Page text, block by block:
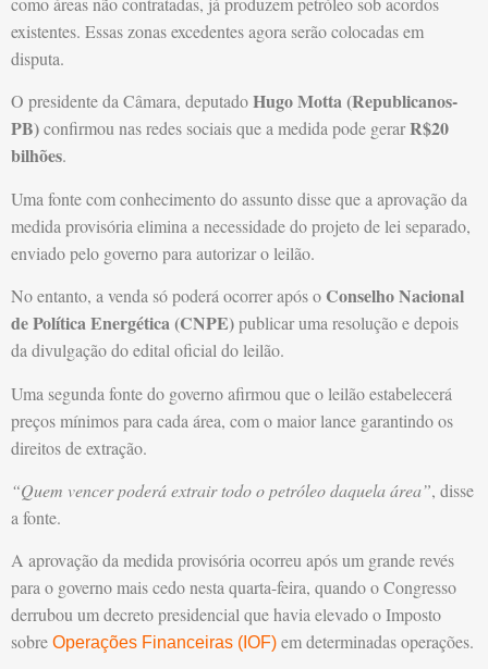
existentes. Essas zonas excedentes agora serão colocadas em
disputa.
O presidente da Câmara, deputadoHugo Motta (Republicanos-
PB)confirmou nas redes sociais que a medida pode gerarR$20
bilhões.
Uma fonte com conhecimento do assunto disse que a aprovação da
medida provisória elimina a necessidade do projeto de lei separado,
enviado pelo governo para autorizar o leilão.
No entanto, a venda só poderá ocorrer após o Conselho Nacional
de Política Energética (CNPE)publicar uma resolução e depois
da divulgação do edital oficial do leilão.
Uma segunda fonte do governo afirmou que o leilão estabelecerá
preços mínimos para cada área, com o maior lance garantindo os
direitos de extração.
“Quem vencer poderá extrair todo o petróleo daquela área”, disse
a fonte.
A aprovação da medida provisória ocorreu após um grande revés
para o governo mais cedo nesta quarta-feira, quando o Congresso
derrubou um decreto presidencial que havia elevado o Imposto
sobre Operações Financeiras (IOF) em determinadas operações.